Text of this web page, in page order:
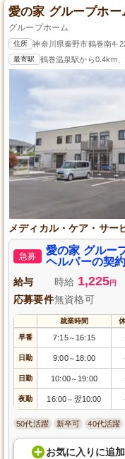
愛の家 グループホ
グループホーム
住所 神奈川県秦野市鶴巻南4-
最寄駅 鶴巻温泉駅から0.4km
メディカル・ケア・サー
急募
愛の家 グルー
ヘルパーの契
給与 時給 1,225円
応募要件無資格可
就業時間
早番 7:15～ 16:15
日勤 9:00～ 18:00
日勤 10:00～ 19:00
夜勤 16:00～ 翌10:00
50代活躍 新卒可 40代活躍
お気に入り に追加